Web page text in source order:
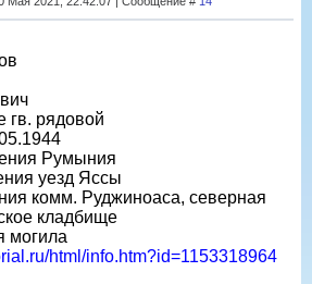
гв. рядовой
Румыния
уезд Яссы
комм. Руджиноаса, северная
кладбище
могила
html/info.htm?id=1153318964